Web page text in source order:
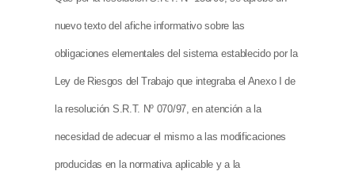
nuevo texto del afiche informativo sobre las
obligaciones elementales del sistema establecido por la
Ley de Riesgos del Trabajo que integraba el Anexo I de
la resolución S.R.T. Nº 070/97, en atención a la
necesidad de adecuar el mismo a las modificaciones
producidas en la normativa aplicable y a la